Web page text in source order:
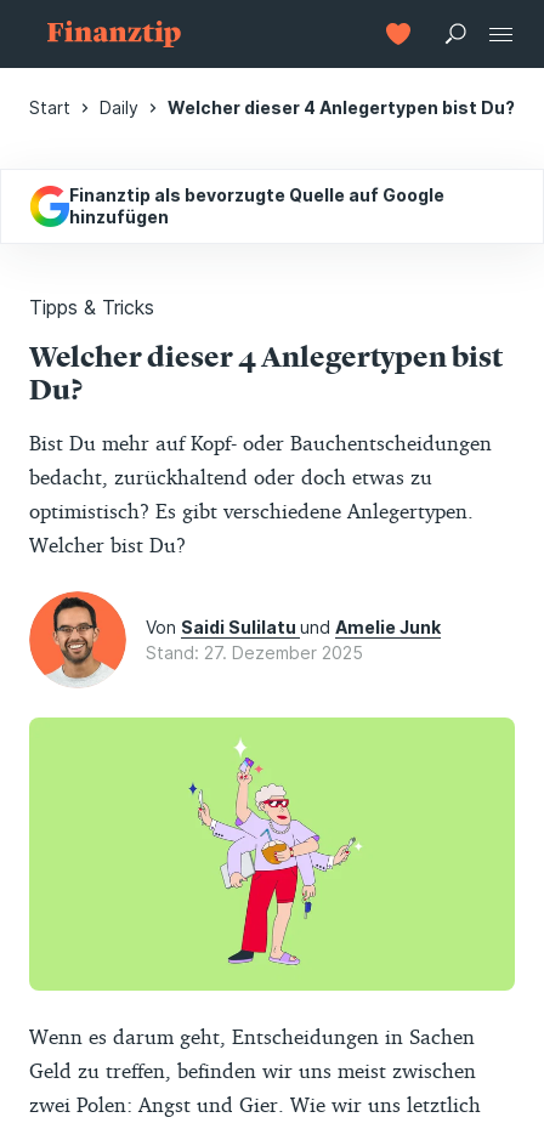
Start Daily Welcher dieser 4 Anlegertypen bist Du?
Finanztip als bevorzugte Quelle auf Google
hinzufügen
Tipps & Tricks
Welcher dieser 4 Anlegertypen bist
Du?
Bist Du mehr auf Kopf- oder Bauchentscheidungen
bedacht, zurückhaltend oder doch etwas zu
optimistisch? Es gibt verschiedene Anlegertypen.
Welcher bist Du?
Von Saidi Sulilatu und Amelie Junk
Stand: 27. Dezember 2025
Wenn es darum geht, Entscheidungen in Sachen
Geld zu treffen, befinden wir uns meist zwischen
zwei Polen: Angst und Gier. Wie wir uns letztlich